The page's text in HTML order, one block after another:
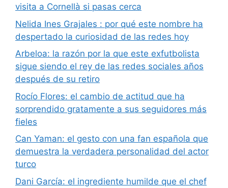
visita a Cornellà si pasas cerca
Nelida Ines Grajales : por qué este nombre ha
despertado la curiosidad de las redes hoy
Arbeloa: la razón por la que este exfutbolista
sigue siendo el rey de las redes sociales años
después de su retiro
Rocío Flores: el cambio de actitud que ha
sorprendido gratamente a sus seguidores más
fieles
Can Yaman: el gesto con una fan española que
demuestra la verdadera personalidad del actor
turco
Dani García: el ingrediente humilde que el chef